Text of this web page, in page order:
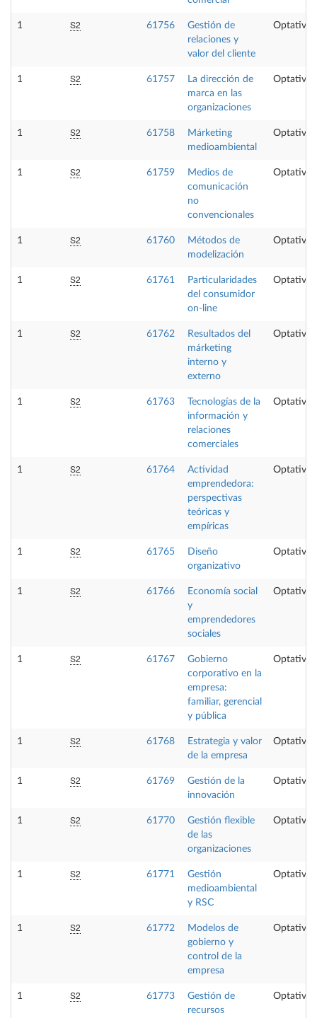
1 S2 61756
Gestión de
relaciones y
valor del cliente
Optativa
1 S2 61757
La dirección de
marca en las
organizaciones
Optativa
1 S2 61758
Márketing
medioambiental
Optativa
1 S2 61759
Medios de
comunicación
no
convencionales
Optativa
1 S2 61760
Métodos de
modelización
Optativa
1 S2 61761
Particularidades
del consumidor
on-line
Optativa
1 S2 61762
Resultados del
márketing
interno y
externo
Optativa
1 S2 61763
Tecnologías de la
información y
relaciones
comerciales
Optativa
1 S2 61764
Actividad
emprendedora:
perspectivas
teóricas y
empíricas
Optativa
1 S2 61765
Diseño
organizativo
Optativa
1 S2 61766
Economía social
y
emprendedores
sociales
Optativa
1 S2 61767
Gobierno
corporativo en la
empresa:
familiar, gerencial
y pública
Optativa
1 S2 61768
Estrategia y valor
de la empresa
Optativa
1 S2 61769
Gestión de la
innovación
Optativa
1 S2 61770
Gestión flexible
de las
organizaciones
Optativa
1 S2 61771
Gestión
medioambiental
y RSC
Optativa
1 S2 61772
Modelos de
gobierno y
control de la
empresa
Optativa
1 S2 61773
Gestión de
recursos
Optativa